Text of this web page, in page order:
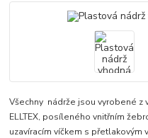
Všechny nádrže jsou vyrobené z
ELLTEX, posíleného vnitřním
uzavíracím víčkem s